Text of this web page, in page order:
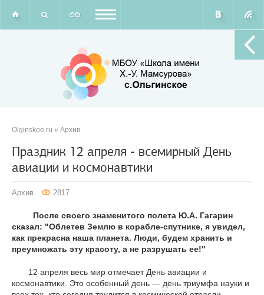
Olginskoe.ru » Архив
Праздник 12 апреля - всемирный День
авиации и космонавтики
Архив 2817
После своего знаменитого полета Ю.А. Гагарин
сказал: "Облетев Землю в корабле-спутнике, я увидел,
как прекрасна наша планета. Люди, будем хранить и
преумножать эту красоту, а не разрушать ее!"
12 апреля весь мир отмечает День авиации и
космонавтики. Это особенный день — день триумфа науки и